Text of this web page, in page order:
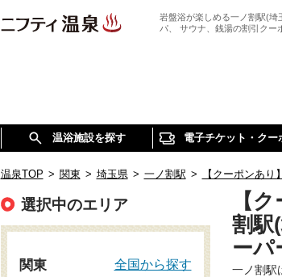
岩盤浴が楽しめる一ノ割駅(埼
パ、 サウナ、銭湯の割引クー
温浴施設を探す 電子チケット・クー
温泉TOP > 関東 > 埼玉県 > 一ノ割駅 > 【クーポンあ
【
割駅
ーパ
一ノ割駅
選択中のエリア
関東 全国から探す